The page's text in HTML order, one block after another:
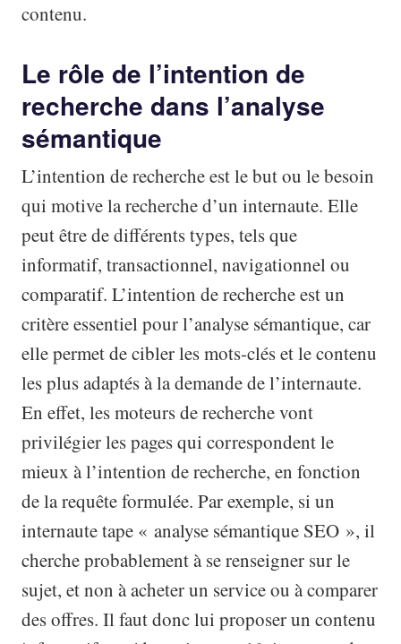
contenu.
Le rôle de l’intention de
recherche dans l’analyse
sémantique
L’intention de recherche est le but ou le besoin
qui motive la recherche d’un internaute. Elle
peut être de différents types, tels que
informatif, transactionnel, navigationnel ou
comparatif. L’intention de recherche est un
critère essentiel pour l’analyse sémantique, car
elle permet de cibler les mots-clés et le contenu
les plus adaptés à la demande de l’internaute.
En effet, les moteurs de recherche vont
privilégier les pages qui correspondent le
mieux à l’intention de recherche, en fonction
de la requête formulée. Par exemple, si un
internaute tape « analyse sémantique SEO », il
cherche probablement à se renseigner sur le
sujet, et non à acheter un service ou à comparer
des offres. Il faut donc lui proposer un contenu